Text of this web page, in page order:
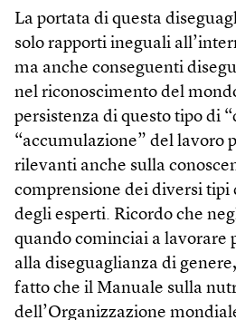
La portata di questa
solo rapporti ineguali
ma anche conseguenti
nel riconoscimento del
persistenza di questo tipo di
“accumulazione” del lavoro
rilevanti anche sulla
comprensione dei diversi tipi
degli esperti. Ricordo che
quando cominciai a lavorare
alla diseguaglianza di
fatto che il Manuale sulla
dell’Organizzazione